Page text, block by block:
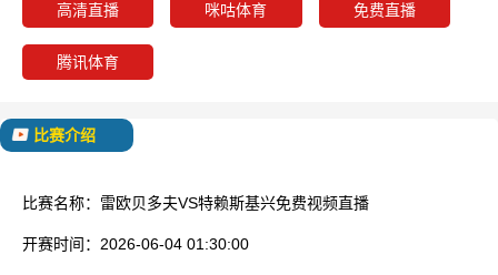
高清直播 咪咕体育 免费直播
腾讯体育
比赛介绍
比赛名称： 雷欧贝多夫VS特赖斯基兴免费视频直播
开赛时间： 2026-06-04 01:30:00